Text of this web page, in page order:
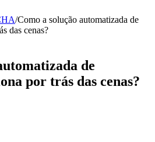
/Como a solução automatizada de
das cenas?
de
por trás das cenas?